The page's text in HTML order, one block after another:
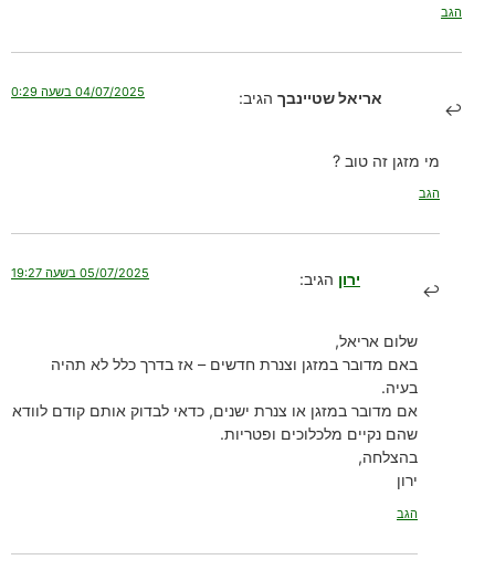
הגב
אריאל שטיינבך הגיב: 04/07/2025 בשעה 0:29
מי מזגן זה טוב ?
הגב
ירון הגיב: 05/07/2025 בשעה 19:27
שלום אריאל,
באם מדובר במזגן וצנרת חדשים – אז בדרך כלל לא תהיה
בעיה.
אם מדובר במזגן או צנרת ישנים, כדאי לבדוק אותם קודם לוודא
שהם נקיים מלכלוכים ופטריות.
בהצלחה,
ירון
הגב